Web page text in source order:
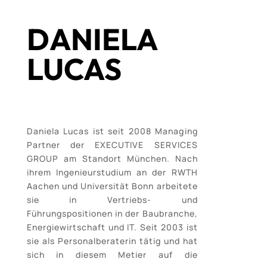
DANIELA
LUCAS
Daniela Lucas ist seit 2008 Managing
Partner der EXECUTIVE SERVICES
GROUP am Standort München. Nach
ihrem Ingenieurstudium an der RWTH
Aachen und Universität Bonn arbeitete
sie in Vertriebs- und
Führungspositionen in der Baubranche,
Energiewirtschaft und IT. Seit 2003 ist
sie als Personalberaterin tätig und hat
sich in diesem Metier auf die